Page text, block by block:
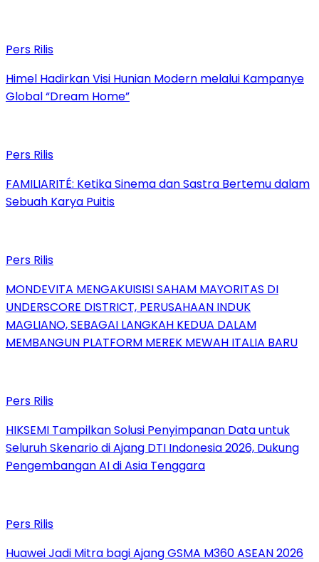
Pers Rilis
Himel Hadirkan Visi Hunian Modern melalui Kampanye
Global “Dream Home”
Pers Rilis
FAMILIARITÉ: Ketika Sinema dan Sastra Bertemu dalam
Sebuah Karya Puitis
Pers Rilis
MONDEVITA MENGAKUISISI SAHAM MAYORITAS DI
UNDERSCORE DISTRICT, PERUSAHAAN INDUK
MAGLIANO, SEBAGAI LANGKAH KEDUA DALAM
MEMBANGUN PLATFORM MEREK MEWAH ITALIA BARU
Pers Rilis
HIKSEMI Tampilkan Solusi Penyimpanan Data untuk
Seluruh Skenario di Ajang DTI Indonesia 2026, Dukung
Pengembangan AI di Asia Tenggara
Pers Rilis
Huawei Jadi Mitra bagi Ajang GSMA M360 ASEAN 2026